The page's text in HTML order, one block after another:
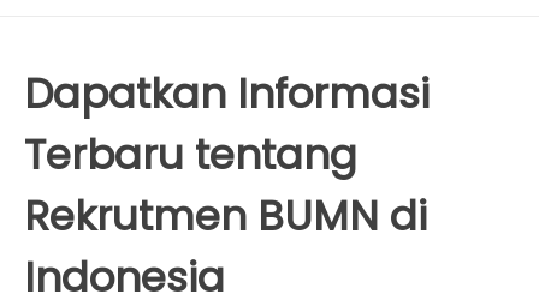
Dapatkan Informasi
Terbaru tentang
Rekrutmen BUMN di
Indonesia